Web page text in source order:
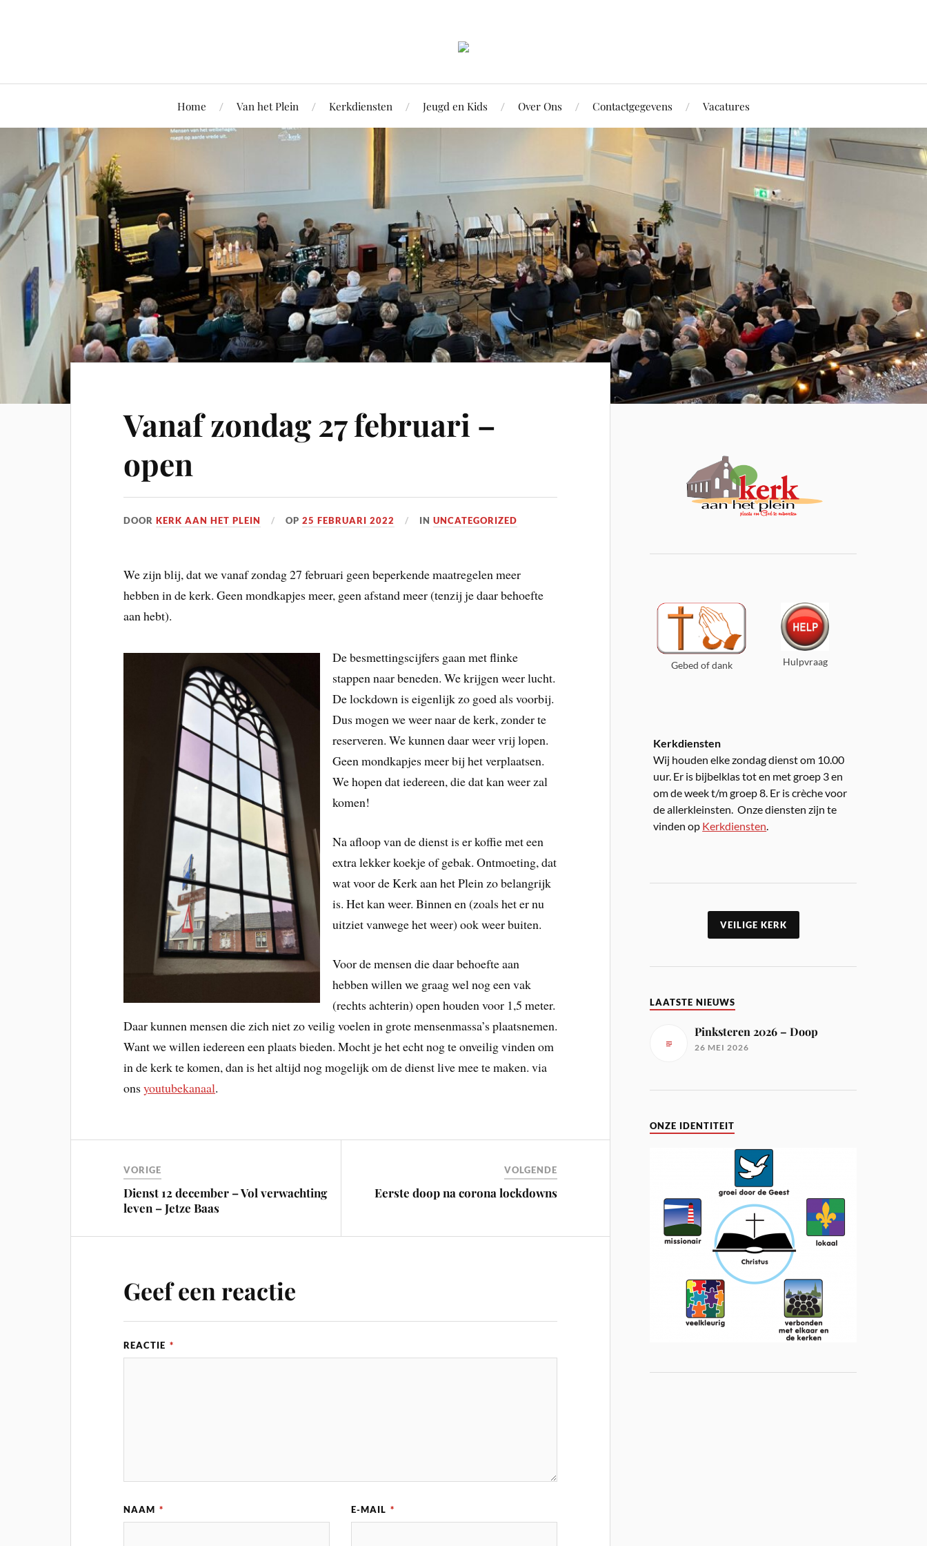
Home Van het Plein Kerkdiensten Jeugd en Kids Over Ons Contactgegevens Vacatures
Vanaf zondag 27 februari –
open
DOORKERK AAN HET PLEIN OP25 FEBRUARI 2022 INUNCATEGORIZED
We zijn blij, dat we vanaf zondag 27 februari geen beperkende maatregelen meer
hebben in de kerk. Geen mondkapjes meer, geen afstand meer (tenzij je daar behoefte
aan hebt).
De besmettingscijfers gaan met flinke
stappen naar beneden. We krijgen weer lucht.
De lockdown is eigenlijk zo goed als voorbij.
Dus mogen we weer naar de kerk, zonder te
reserveren. We kunnen daar weer vrij lopen.
Geen mondkapjes meer bij het verplaatsen.
We hopen dat iedereen, die dat kan weer zal
komen!
Na afloop van de dienst is er koffie met een
extra lekker koekje of gebak. Ontmoeting, dat
wat voor de Kerk aan het Plein zo belangrijk
is. Het kan weer. Binnen en (zoals het er nu
uitziet vanwege het weer) ook weer buiten.
Voor de mensen die daar behoefte aan
hebben willen we graag wel nog een vak
(rechts achterin) open houden voor 1,5 meter.
Daar kunnen mensen die zich niet zo veilig voelen in grote mensenmassa’s plaatsnemen.
Want we willen iedereen een plaats bieden. Mocht je het echt nog te onveilig vinden om
in de kerk te komen, dan is het altijd nog mogelijk om de dienst live mee te maken. via
onsyoutubekanaal.
VORIGE
Dienst 12 december – Vol verwachting
leven – Jetze Baas
VOLGENDE
Eerste doop na corona lockdowns
Geef een reactie
REACTIE *
NAAM * E-MAIL *
Gebed of dank Hulpvraag
Kerkdiensten
Wij houden elke zondag dienst om 10.00
uur. Er is bijbelklas tot en met groep 3 en
om de week t/m groep 8. Er is crèche voor
de allerkleinsten. Onze diensten zijn te
vinden op Kerkdiensten.
VEILIGE KERK
LAATSTE NIEUWS
Pinksteren 2026 – Doop
26 MEI 2026
ONZE IDENTITEIT